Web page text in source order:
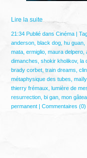
Lire la suite
21:34 Publié dans Cinéma|
anderson, black dog, hu guan,
mata, ermiglio, maura delpero,
dimanches shokir kholikov, la
brady corbet, train dreams
métaphysique des tubes
thierry frémaux lumière de
resurrection, bi gan, mon
permanent| Commentaires (0)